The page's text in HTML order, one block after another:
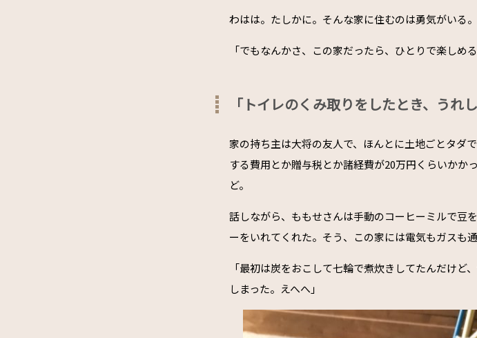
わはは。たしかに。そんな家に住むのは勇気がいる。
「でもなんかさ、この家だったら、ひとりで楽しめ
「トイレのくみ取りをしたとき、うれ
家の持ち主は大将の友人で、ほんとに土地ごとタダ
する費用とか贈与税とか諸経費が20万円くらいかか
ど。
話しながら、ももせさんは手動のコーヒーミルで豆
ーをいれてくれた。そう、この家には電気もガスも通
「最初は炭をおこして七輪で煮炊きしてたんだけ
しまった。えへへ」